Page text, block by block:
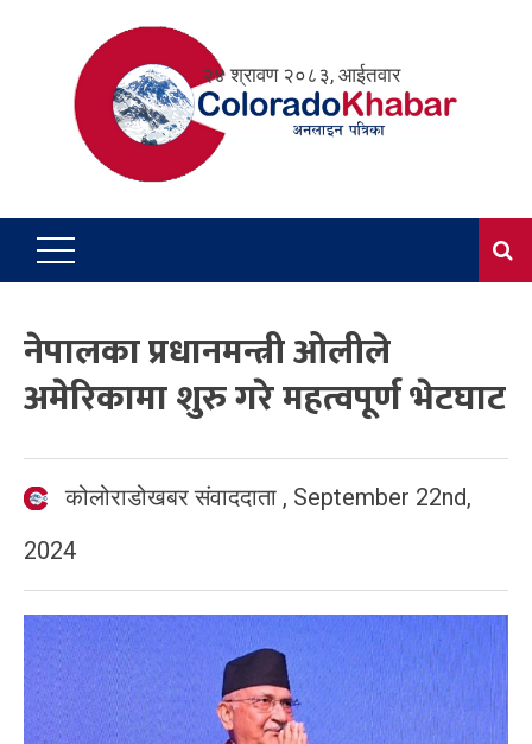
२४ श्रावण २०८३, आईतवार
नेपालका प्रधानमन्त्री ओलीले
अमेरिकामा शुरु गरे महत्वपूर्ण भेटघाट
कोलोराडोखबर संवाददाता , September 22nd,
2024